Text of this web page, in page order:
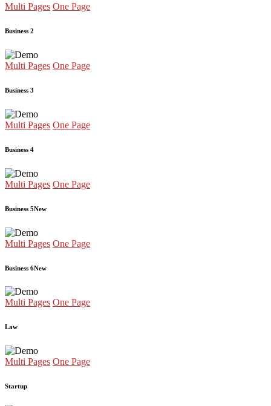
Multi Pages One Page
Business 2
Multi Pages One Page
Business 3
Multi Pages One Page
Business 4
Multi Pages One Page
Business 5New
Multi Pages One Page
Business 6New
Multi Pages One Page
Law
Multi Pages One Page
Startup